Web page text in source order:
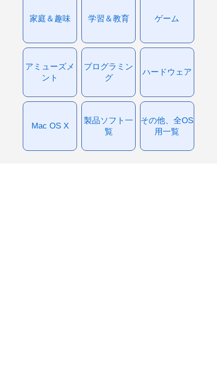
家庭＆趣味 学習＆教育 ゲーム
アミューズメ
ント
プログラミン
グ
ハードウェア
Mac OS X
製品ソフト一
覧
その他、全OS
用一覧